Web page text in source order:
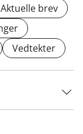
Aktuelle brev
Vedtekter